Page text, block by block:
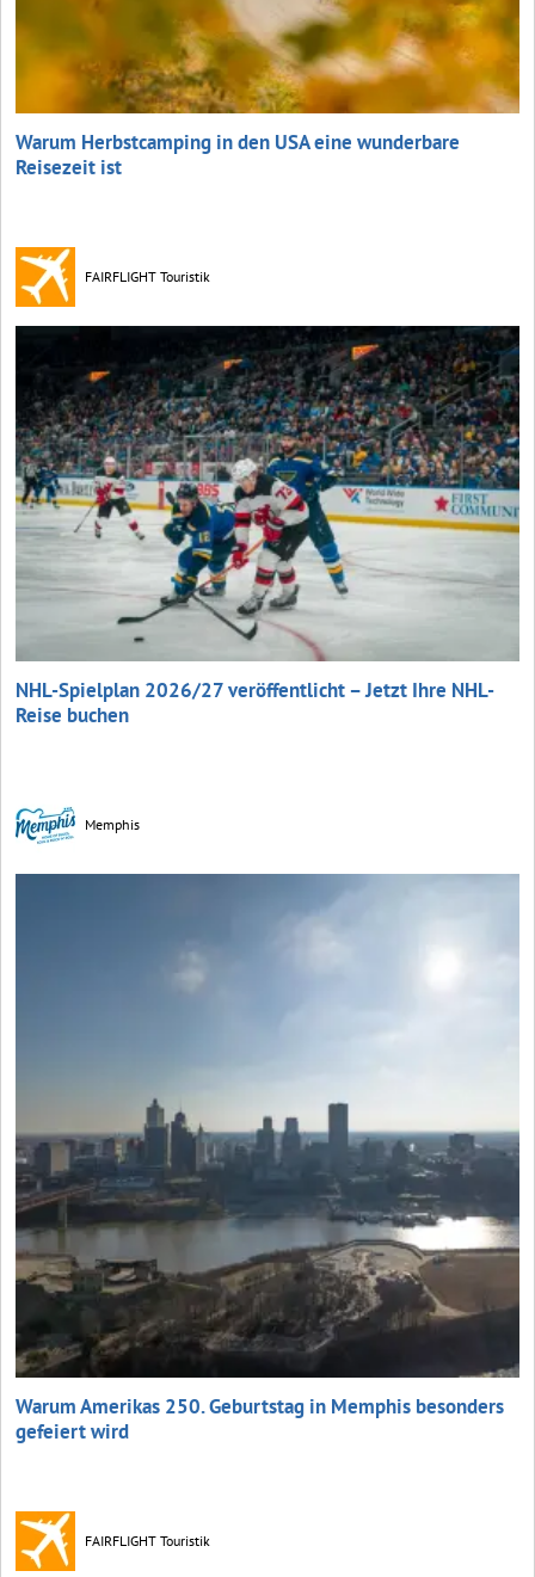
Warum Herbstcamping in den USA eine wunderbare
Reisezeit ist
FAIRFLIGHT Touristik
NHL-Spielplan 2026/27 veröffentlicht – Jetzt Ihre NHL-
Reise buchen
Memphis
Warum Amerikas 250. Geburtstag in Memphis besonders
gefeiert wird
FAIRFLIGHT Touristik